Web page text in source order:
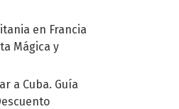
en Francia
Mágica y
a Cuba. Guía